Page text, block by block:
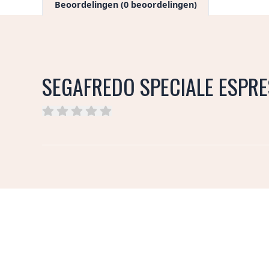
Beoordelingen (0 beoordelingen)
SEGAFREDO SPECIALE